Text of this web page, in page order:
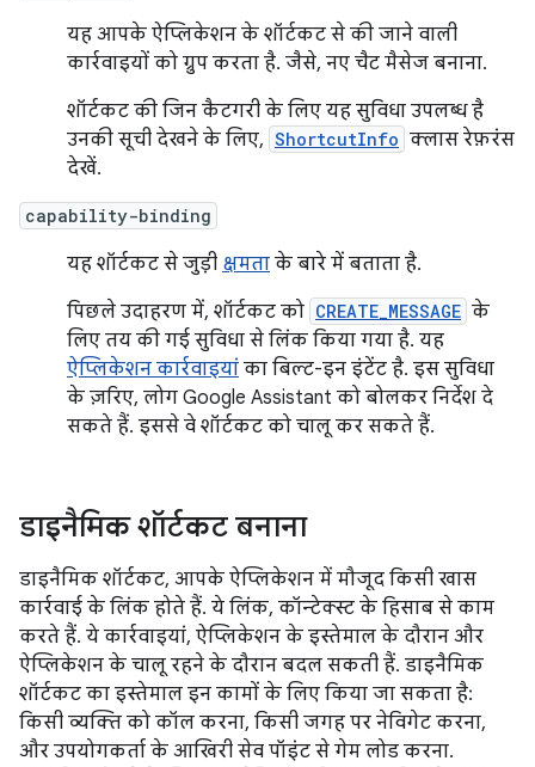
यह आपके ऐप्लिकेशन के शॉर्टकट से की जाने वाली
कार्रवाइयों को ग्रुप करता है. जैसे, नए चैट मैसेज बनाना.
शॉर्टकट की जिन कैटगरी के लिए यह सुविधा उपलब्ध है
उनकी सूची देखने के लिए, ShortcutInfo क्लास रेफ़रंस
देखें.
capability-binding
यह शॉर्टकट से जुड़ी क्षमता के बारे में बताता है.
पिछले उदाहरण में, शॉर्टकट को CREATE_MESSAGE के
लिए तय की गई सुविधा से लिंक किया गया है. यह
ऐप्लिकेशन कार्रवाइयां का बिल्ट-इन इंटेंट है. इस सुविधा
के ज़रिए, लोग Google Assistant को बोलकर निर्देश दे
सकते हैं. इससे वे शॉर्टकट को चालू कर सकते हैं.
डाइनैमिक शॉर्टकट बनाना
डाइनैमिक शॉर्टकट, आपके ऐप्लिकेशन में मौजूद किसी खास
कार्रवाई के लिंक होते हैं. ये लिंक, कॉन्टेक्स्ट के हिसाब से काम
करते हैं. ये कार्रवाइयां, ऐप्लिकेशन के इस्तेमाल के दौरान और
ऐप्लिकेशन के चालू रहने के दौरान बदल सकती हैं. डाइनैमिक
शॉर्टकट का इस्तेमाल इन कामों के लिए किया जा सकता है:
किसी व्यक्ति को कॉल करना, किसी जगह पर नेविगेट करना,
और उपयोगकर्ता के आखिरी सेव पॉइंट से गेम लोड करना.